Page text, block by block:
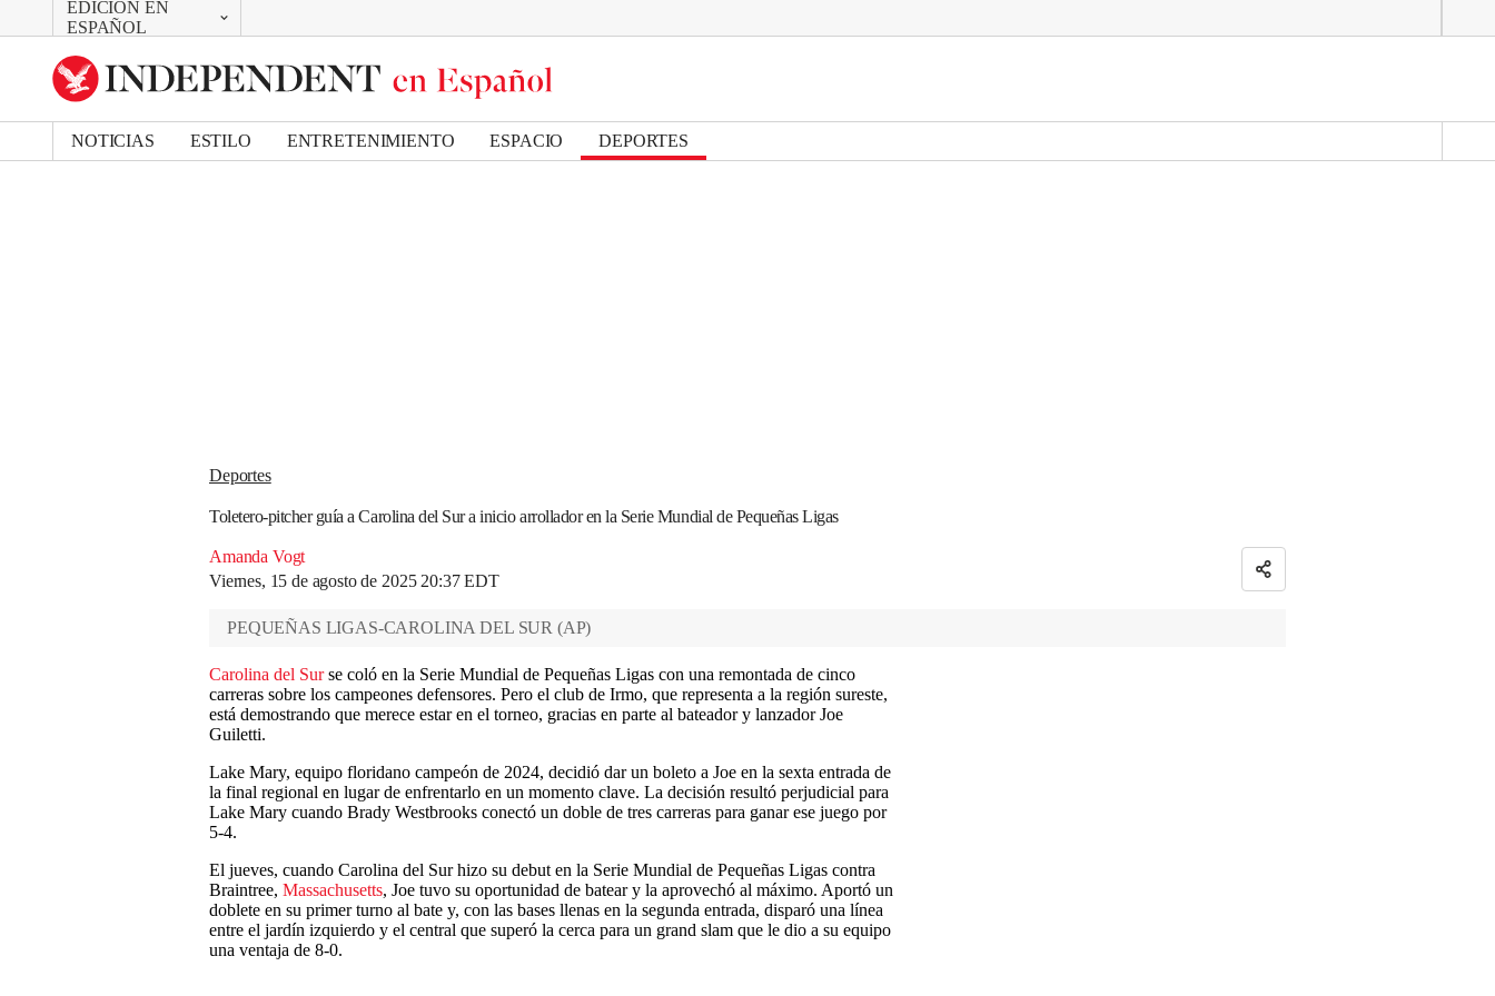
EDICIÓN EN
ESPAÑOL
CAMBIAR
UK Edition
US Edition
NOTICIAS ESTILO ENTRETENIMIENTO ESPACIO DEPORTES
Deportes
Toletero-pitcher guía a Carolina del Sur a inicio arrollador en la Serie Mundial de Pequeñas Ligas
Amanda Vogt
Viernes, 15 de agosto de 2025 20:37 EDT
Bookmark popover
Removed from bookmarks
Close popover
PEQUEÑAS LIGAS-CAROLINA DEL SUR (AP)
Carolina del Surse coló en la Serie Mundial de Pequeñas Ligas con una remontada de cinco
carreras sobre los campeones defensores. Pero el club de Irmo, que representa a la región sureste,
está demostrando que merece estar en el torneo, gracias en parte al bateador y lanzador Joe
Guiletti.
Lake Mary, equipo floridano campeón de 2024, decidió dar un boleto a Joe en la sexta entrada de
la final regional en lugar de enfrentarlo en un momento clave. La decisión resultó perjudicial para
Lake Mary cuando Brady Westbrooks conectó un doble de tres carreras para ganar ese juego por
5-4.
El jueves, cuando Carolina del Sur hizo su debut en la Serie Mundial de Pequeñas Ligas contra
Braintree, Massachusetts, Joe tuvo su oportunidad de batear y la aprovechó al máximo. Aportó un
doblete en su primer turno al bate y, con las bases llenas en la segunda entrada, disparó una línea
entre el jardín izquierdo y el central que superó la cerca para un grand slam que le dio a su equipo
una ventaja de 8-0.